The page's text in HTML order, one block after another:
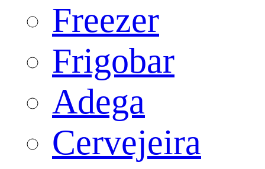
Freezer
Frigobar
Adega
Cervejeira